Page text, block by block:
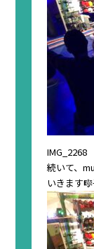
IMG_2268
続いて、
いきます